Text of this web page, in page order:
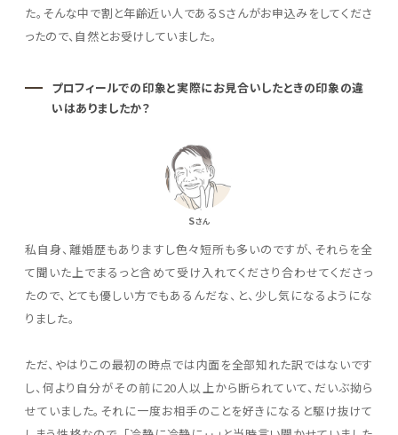
た。そんな中で割と年齢近い人であるSさんがお申込みをしてくださ
ったので、自然とお受けしていました。
プロフィールでの印象と実際にお見合いしたときの印象の違
いはありましたか？
Sさん
私自身、離婚歴もありますし色々短所も多いのですが、それらを全
て聞いた上でまるっと含めて受け入れてくださり合わせてくださっ
たので、とても優しい方でもあるんだな、と、少し気になるようにな
りました。
ただ、やはりこの最初の時点では内面を全部知れた訳ではないです
し、何より自分がその前に20人以上から断られていて、だいぶ拗ら
せていました。それに一度お相手のことを好きになると駆け抜けて